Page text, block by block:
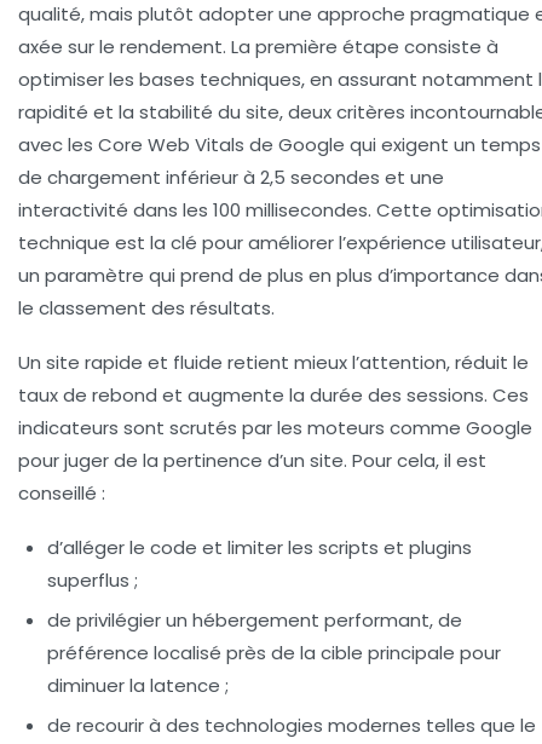
qualité, mais plutôt adopter une approche pragmatique
axée sur le rendement. La première étape consiste à
optimiser les bases techniques, en assurant notamment
rapidité et la stabilité du site, deux critères
avec les Core Web Vitals de Google qui exigent un temps
de chargement inférieur à 2,5 secondes et une
interactivité dans les 100 millisecondes. Cette
technique est la clé pour améliorer l’expérience
un paramètre qui prend de plus en plus d’importance
le classement des résultats.
Un site rapide et fluide retient mieux l’attention, réduit le
taux de rebond et augmente la durée des sessions. Ces
indicateurs sont scrutés par les moteurs comme Google
pour juger de la pertinence d’un site. Pour cela, il est
conseillé :
d’alléger le code et limiter les scripts et plugins
superflus ;
de privilégier un hébergement performant, de
préférence localisé près de la cible principale pour
diminuer la latence ;
de recourir à des technologies modernes telles que le